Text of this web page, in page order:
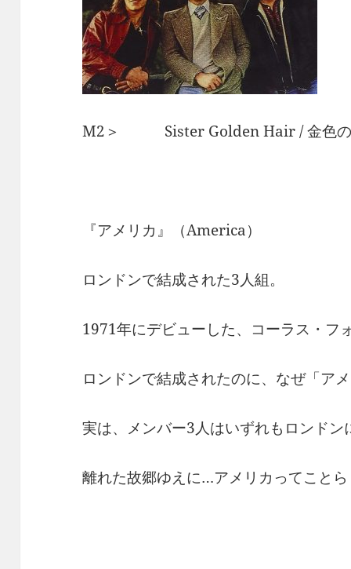
M2＞ Sister Golden Hair / 金色の
『アメリカ』（America）
ロンドンで結成された3人組。
1971年にデビューした、コーラス・フ
ロンドンで結成されたのに、なぜ「ア
実は、メンバー3人はいずれもロンドン
離れた故郷ゆえに…アメリカってこと